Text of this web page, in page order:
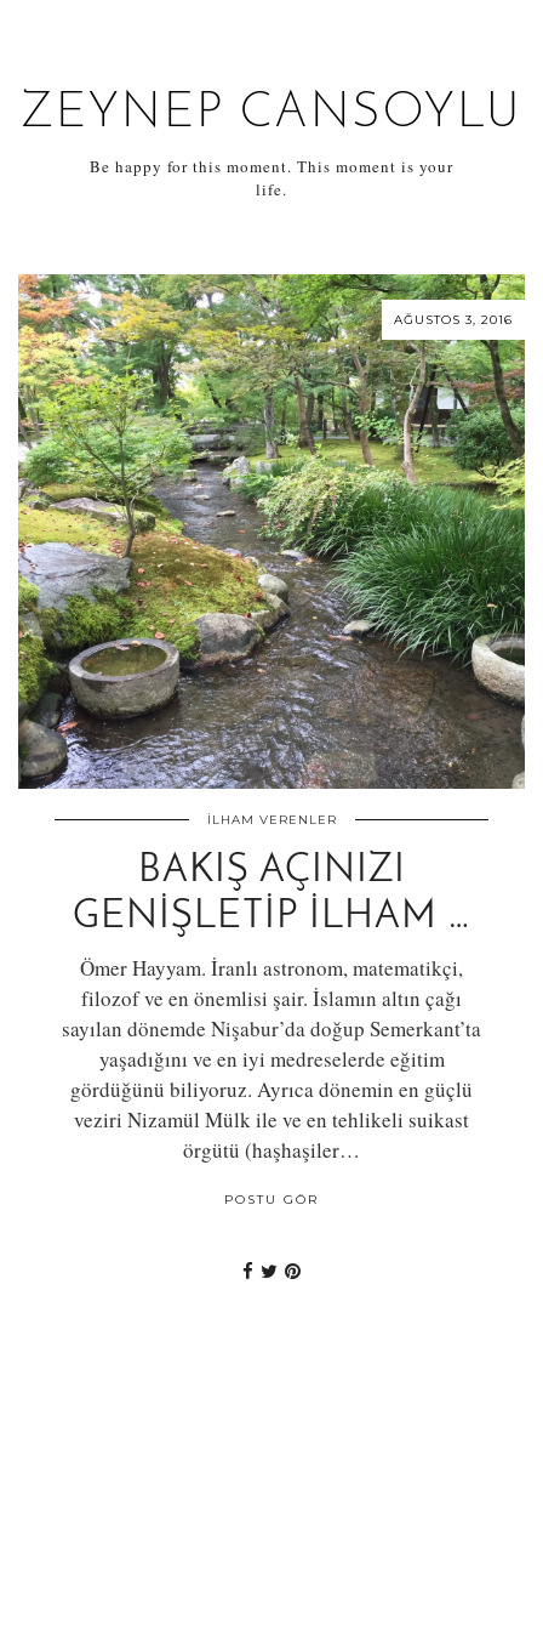
ZEYNEP CANSOYLU
Be happy for this moment. This moment is your
life.
AĞUSTOS 3, 2016
İLHAM VERENLER
BAKIŞ AÇINIZI
GENIŞLETIP İLHAM …
Ömer Hayyam. İranlı astronom, matematikçi,
filozof ve en önemlisi şair. İslamın altın çağı
sayılan dönemde Nişabur’da doğup Semerkant’ta
yaşadığını ve en iyi medreselerde eğitim
gördüğünü biliyoruz. Ayrıca dönemin en güçlü
veziri Nizamül Mülk ile ve en tehlikeli suikast
örgütü (haşhaşiler…
POSTU GÖR